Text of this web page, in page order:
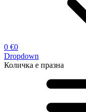
0 €0
Dropdown
Количка е празна